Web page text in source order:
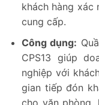
khách hàng xác
cung cấp.
Công dụng:
CPS13 giúp
nghiệp với
gian tiếp đón
cho văn phòng,